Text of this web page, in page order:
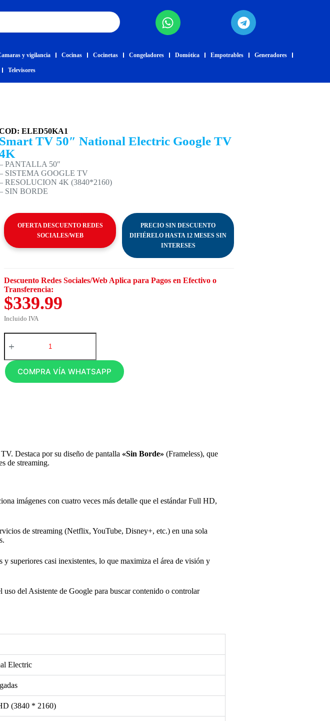
y vigilancia Cocinas Cocinetas Congeladores Domótica Empotrables Generadores
Televisores
ELED50KA1
Smart TV 50″ National Electric Google TV
PANTALLA 50″
SISTEMA GOOGLE TV
RESOLUCION 4K (3840*2160)
SIN BORDE
OFERTA DESCUENTO REDES
SOCIALES/WEB
PRECIO SIN DESCUENTO
DIFIÉRELO HASTA 12 MESES SIN
INTERESES
Descuento Redes Sociales/Web Aplica para Pagos en Efectivo o
Transferencia:
$339.99
Incluido IVA
COMPRA VÍA WHATSAPP
Destaca por su diseño de pantalla «Sin Borde» (Frameless), que
de streaming.
imágenes con cuatro veces más detalle que el estándar Full HD,
de streaming (Netflix, YouTube, Disney+, etc.) en una sola
y superiores casi inexistentes, lo que maximiza el área de visión y
del Asistente de Google para buscar contenido o controlar
Electric
(3840 * 2160)